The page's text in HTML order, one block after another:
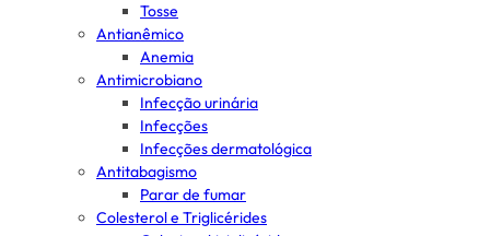
Tosse
Antianêmico
Anemia
Antimicrobiano
Infecção urinária
Infecções
Infecções dermatológica
Antitabagismo
Parar de fumar
Colesterol e Triglicérides